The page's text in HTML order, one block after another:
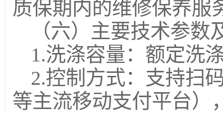
质保期内的维修保养服
（六）主要技术参数
1.洗涤容量：额定洗
2.控制方式：支持扫
等主流移动支付平台）